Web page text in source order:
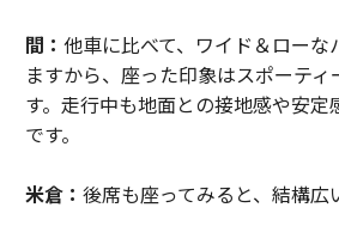
間： 他車に比べて、ワイド＆ローな
ますから、座った印象はスポーテ
す。走行中も地面との接地感や安定
です。
米倉： 後席も座ってみると、結構広